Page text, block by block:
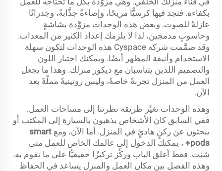
بكفاءة. فتجد فيها كرسيًّا مريحًا، وإضاءةً جذَّابةً، وجدرانًا
عازلةً للصوت. وبعض هذه الوحدات مزوَّدة بشاشةٍ
وحاسوبٍ مدمجين، لذا لا يلزمك إعداد الكثير من المعدات.
وقد صمَّمت شركة Cyspace هذه الوحدات لتكون سهلة
الاستخدام وأنيقة المظهر أيضًا. ويمكنك اختيار اللون
والتصميم اللذين يتناسبان مع ديكور منزلك. وهذا ما يجعل
العمل من المنزل تجربةً خاصةً، وليس روتينيةً مملّةً بعد
الآن.
وهذه الوحدات تغيِّر طريقة نظرتنا إلى مساحات العمل.
ففي السابق كان الأشخاص يذهبون بالسيارة إلى المكتب أو
يبحثون عن ركنٍ هادئٍ في المنزل. أما الآن، ومع smart
pods+
، يمكنك الدخول إلى عالمك الخاص للعمل متى
شئت. فقط أغلق الباب وركِّز تركيزًا حقيقيًّا على ما تقوم به.
وهذه الفصل بين مكان العمل والمنزل يساعد في الحفاظ